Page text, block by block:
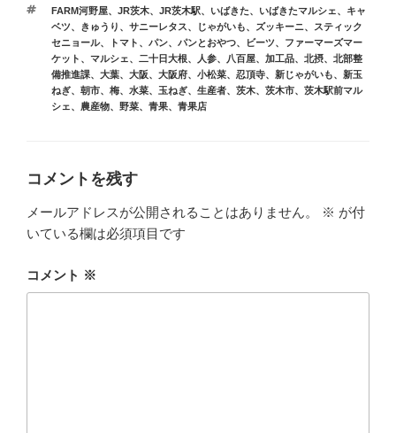
リ
ー
タ
グ
FARM河野屋、 JR茨木、 JR茨木駅、 いばきた、 いばきたマルシェ、
キャ
ベツ、 きゅうり 、 サニーレタス、 じゃがいも、 ズッキーニ、
スティック
セニョール、 トマト 、 パン、 パンとおやつ、 ビーツ、
ファーマーズマー
ケット 、 マルシェ、 二十日大根、 人参、 八百屋、 加工品、 北摂、 北部整
備推進課、 大葉、 大阪、 大阪府、 小松菜、 忍頂寺、 新じゃがいも、 新玉
ねぎ、 朝市、 梅、 水菜、 玉ねぎ、 生産者、 茨木、 茨木市、 茨木駅前マル
シェ、 農産物、 野菜、 青果、 青果店
コメントを残す
メールアドレスが公開されることはありません。 ※ が付
いている欄は必須項目です
コメント ※